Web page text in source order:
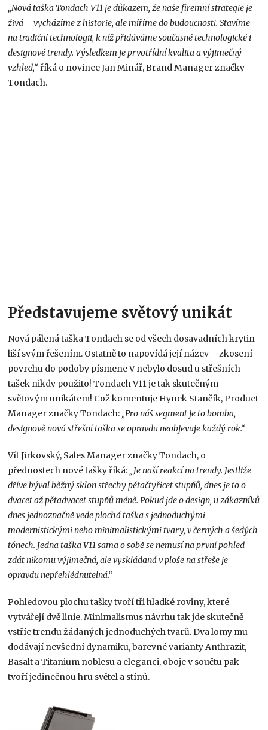
„Nová taška Tondach V11 je důkazem, že naše firemní strategie je
živá – vycházíme z historie, ale míříme do budoucnosti. Stavíme
na tradiční technologii, k níž přidáváme současné technologické i
designové trendy. Výsledkem je prvotřídní kvalita a výjimečný
vzhled,“říká o novince Jan Minář, Brand Manager značky
Tondach.
Představujeme světový unikát
Nová pálená taška Tondach se od všech dosavadních krytin
liší svým řešením. Ostatně to napovídá její název – zkosení
povrchu do podoby písmene V nebylo dosud u střešních
tašek nikdy použito! Tondach V11 je tak skutečným
světovým unikátem! Což komentuje Hynek Stančík, Product
Manager značky Tondach: „Pro náš segment je to bomba,
designově nová střešní taška se opravdu neobjevuje každý rok.“
Vít Jirkovský, Sales Manager značky Tondach, o
přednostech nové tašky říká: „Je naší reakcí na trendy. Jestliže
dříve býval běžný sklon střechy pětačtyřicet stupňů, dnes je to o
dvacet až pětadvacet stupňů méně. Pokud jde o design, u zákazníků
dnes jednoznačně vede plochá taška s jednoduchými
modernistickými nebo minimalistickými tvary, v černých a šedých
tónech. Jedna taška V11 sama o sobě se nemusí na první pohled
zdát nikomu výjimečná, ale vyskládaná v ploše na střeše je
opravdu nepřehlédnutelná.“
Pohledovou plochu tašky tvoří tři hladké roviny, které
vytvářejí dvě linie. Minimalismus návrhu tak jde skutečně
vstříc trendu žádaných jednoduchých tvarů. Dva lomy mu
dodávají nevšední dynamiku, barevné varianty Anthrazit,
Basalt a Titanium noblesu a eleganci, oboje v součtu pak
tvoří jedinečnou hru světel a stínů.